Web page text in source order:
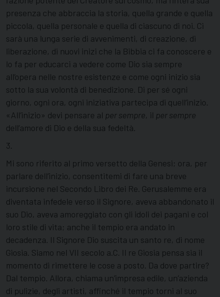
presenza che abbraccia la storia, quella grande e quella
piccola, quella personale e quella di ciascuno di noi. Ci
sarà una lunga serie di avvenimenti, di creazione, di
liberazione, di nuovi inizi che la Bibbia ci fa conoscere e
lo fa per educarci a vedere come Dio sia sempre
all’opera nelle nostre esistenze e come ogni inizio sia
sotto la sua volontà di benedizione. Di per sé ogni
giorno, ogni ora, ogni iniziativa partecipa di quell’inizio.
«All’inizio» devi pensare al per sempre, il per sempre
dell’amore di Dio e della sua fedeltà.
3.
Mi sono riferito al primo versetto della Genesi; ora, per
parlare dell’inizio, consentitemi di fare una breve
incursione nel Secondo Libro dei Re. Gerusalemme era
diventata infedele verso il Signore, aveva abbandonato il
suo Dio, aveva amoreggiato con gli idoli dei pagani e col
loro stile di vita; anche il tempio era andato in
decadenza. Il Signore Dio suscita un santo re, di nome
Giosia. Siamo nel VII secolo a.C. Il re Giosia pensa sia il
momento di rimettere le cose a posto. Da dove partire?
Dal tempio. Allora, chiama un’impresa edile, un’azienda
di pulizie, degli artisti, affinché il tempio torni al suo